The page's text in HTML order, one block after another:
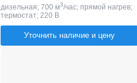
дизельная; 700 м3/час; прямой нагрев;
термостат; 220 В
Уточнить наличие и цену